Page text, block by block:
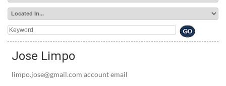
Jose Limpo
limpo.jose@gmail.com account email